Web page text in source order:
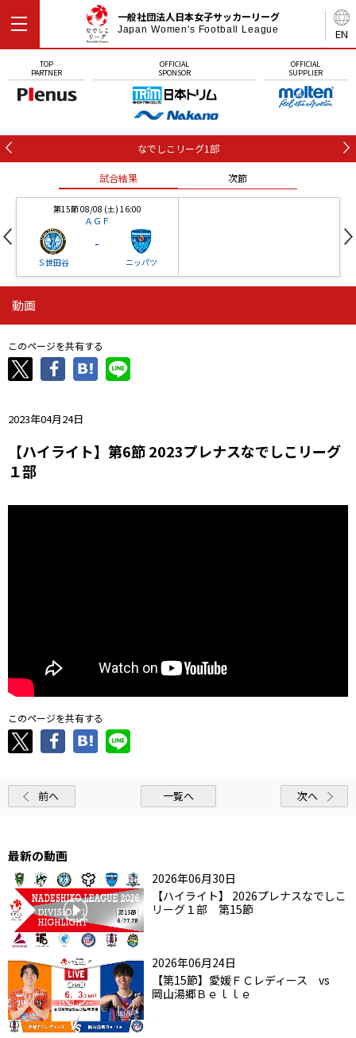
EN
一般社団法人日本女子サッカーリーグ
Japan Women's Football League
TOP
PARTNER
OFFICIAL
SPONSOR
OFFICIAL
SUPPLIER
なでしこリーグ1部
試合結果 次節
第15節 08/08 (土) 16:00
ＡＧＦ
Ｓ世田谷
-
ニッパツ
ニッパツ
ニッパツ
-
石人の星
動画
このページを共有する
2023年04月24日
【ハイライト】第6節 2023プレナスなでしこリーグ
１部
このページを共有する
前へ 一覧へ 次へ
最新の動画
2026年06月30日
【ハイライト】 2026プレナスなでしこ
リーグ１部 第15節
2026年06月24日
【第15節】愛媛ＦＣレディース vs
岡山湯郷Ｂｅｌｌｅ